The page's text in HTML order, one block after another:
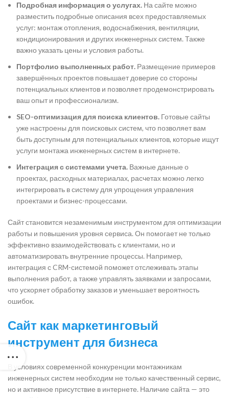
Подробная информация о услугах. На сайте можно
разместить подробные описания всех предоставляемых
услуг: монтаж отопления, водоснабжения, вентиляции,
кондиционирования и других инженерных систем. Также
важно указать цены и условия работы.
Портфолио выполненных работ. Размещение примеров
завершённых проектов повышает доверие со стороны
потенциальных клиентов и позволяет продемонстрировать
ваш опыт и профессионализм.
SEO-оптимизация для поиска клиентов. Готовые сайты
уже настроены для поисковых систем, что позволяет вам
быть доступным для потенциальных клиентов, которые ищут
услуги монтажа инженерных систем в интернете.
Интеграция с системами учета. Важные данные о
проектах, расходных материалах, расчетах можно легко
интегрировать в систему для упрощения управления
проектами и бизнес-процессами.
Сайт становится незаменимым инструментом для оптимизации
работы и повышения уровня сервиса. Он помогает не только
эффективно взаимодействовать с клиентами, но и
автоматизировать внутренние процессы. Например,
интеграция с CRM-системой поможет отслеживать этапы
выполнения работ, а также управлять заявками и запросами,
что ускоряет обработку заказов и уменьшает вероятность
ошибок.
Сайт как маркетинговый
инструмент для бизнеса
В условиях современной конкуренции монтажникам
инженерных систем необходим не только качественный сервис,
но и активное присутствие в интернете. Наличие сайта — это